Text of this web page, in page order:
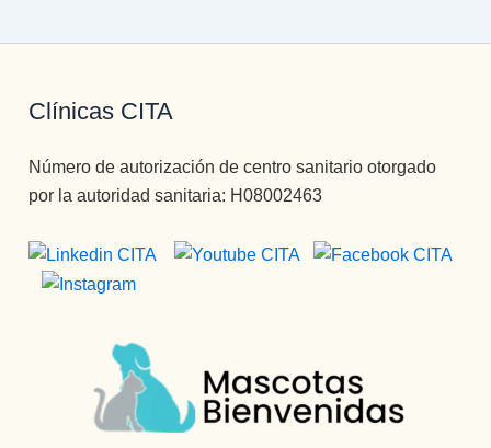
Clínicas CITA
Número de autorización de centro sanitario otorgado
por la autoridad sanitaria: H08002463